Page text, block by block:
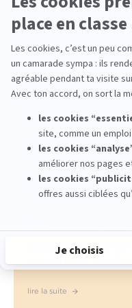
Pourquoi l’EFAP
master marketing
Générations
histoire de famille
lire la suite